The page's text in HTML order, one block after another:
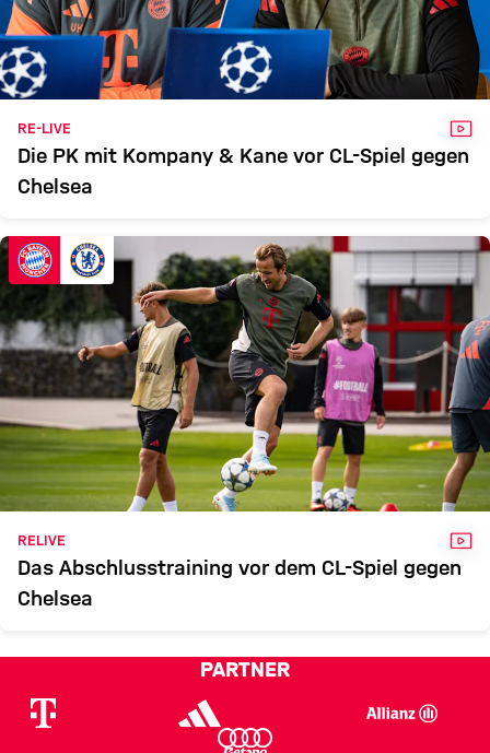
RE-LIVE
Die PK mit Kompany & Kane vor CL-Spiel gegen
Chelsea
RELIVE
Das Abschlusstraining vor dem CL-Spiel gegen
Chelsea
PARTNER